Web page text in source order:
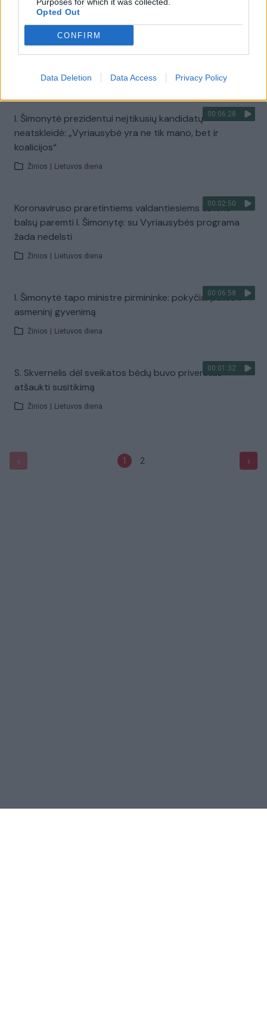
Opted Out
CONFIRM
Data Deletion Data Access Privacy Policy
Žinios | Lietuvos diena
I. Šimonytė apie žaliojo kurso planą: to negali
įgyvendinti vien tik Vyriausybė
Žinios | Lietuvos diena
00:06:28
I. Šimonytė prezidentui neįtikusių kandidatų
neatskleidė: „Vyriausybė yra ne tik mano, bet ir
koalicijos“
Žinios Lietuvos diena
00:02:50
Koronaviruso praretintiems valdantiesiems užteko
balsų paremti I. Šimonytę: su Vyriausybės programa
žada nedelsti
Žinios Lietuvos diena
00:06:58
I. Šimonytė tapo ministre pirmininke: pokyčiai palies ir
asmeninį gyvenimą
Žinios Lietuvos diena
00:01:32
S. Skvernelis dėl sveikatos bėdų buvo priverstas
atšaukti susitikimą
Žinios Lietuvos diena
‹ 1 2 ›